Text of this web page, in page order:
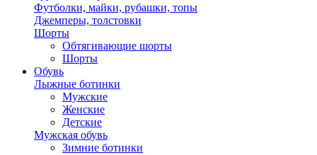
Футболки, майки, рубашки, топы
Джемперы, толстовки
Шорты
Обтягивающие шорты
Шорты
Обувь
Лыжные ботинки
Мужские
Женские
Детские
Мужская обувь
Зимние ботинки